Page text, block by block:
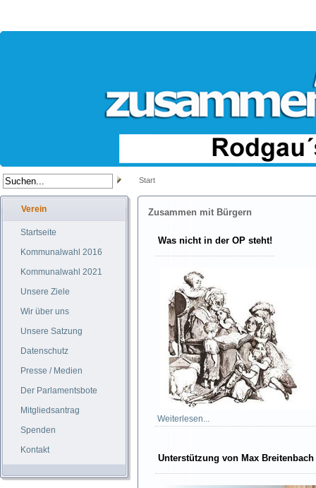
Start
Verein
Startseite
Kommunalwahl 2016
Kommunalwahl 2021
Unsere Ziele
Wir über uns
Unsere Satzung
Datenschutz
Presse / Medien
Der Parlamentsbote
Mitgliedsantrag
Spenden
Kontakt
Zusammen mit Bürgern
Was nicht in der OP steht!
Weiterlesen...
Unterstützung von Max Breitenbach